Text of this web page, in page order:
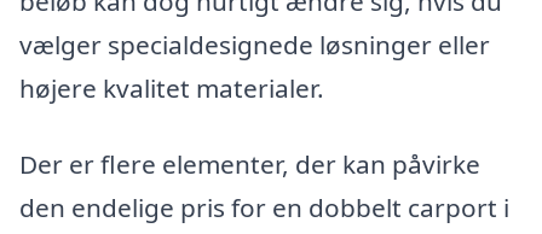
vælger specialdesignede løsninger eller
højere kvalitet materialer.
Der er flere elementer, der kan påvirke
den endelige pris for en dobbelt carport i